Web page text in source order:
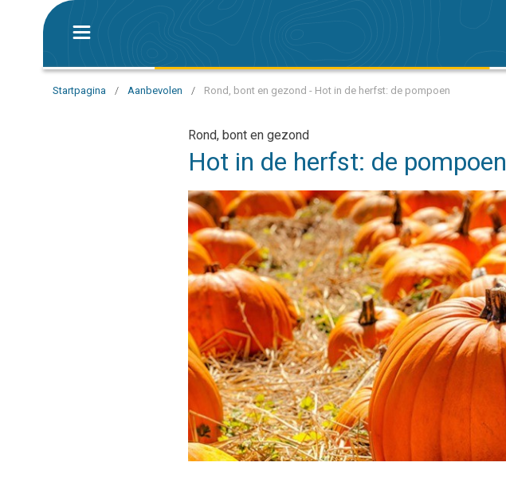
Startpagina / Aanbevolen / Rond, bont en gezond - Hot in de herfst: de pompoen
Rond, bont en gezond
Hot in de herfst: de pompoen